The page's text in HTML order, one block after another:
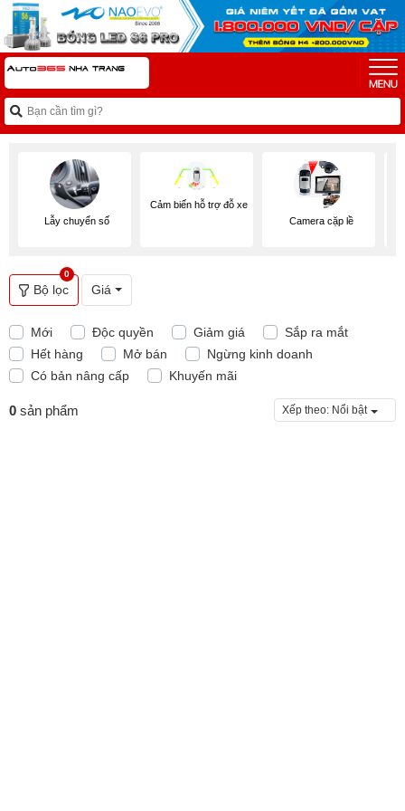
Lẫy chuyển số
Cảm biến hỗ trợ đỗ xe
Camera cặp lề
Bộ lọc
0
Giá
Mới Độc quyền Giảm giá
Sắp ra mắt
Hết hàng
Mở bán
Ngừng kinh doanh
Có bản nâng cấp
Khuyến mãi
0 sản phẩm Xếp theo: Nổi bật